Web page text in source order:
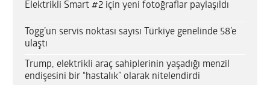
Elektrikli Smart #2 için yeni fotoğraflar paylaşıldı
Togg’un servis noktası sayısı Türkiye genelinde 58’e
ulaştı
Trump, elektrikli araç sahiplerinin yaşadığı menzil
endişesini bir “hastalık” olarak nitelendirdi